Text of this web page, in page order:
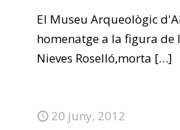
El Museu Arqueològic
homenatge a la figura
Nieves Roselló,morta […]
20 juny, 2012